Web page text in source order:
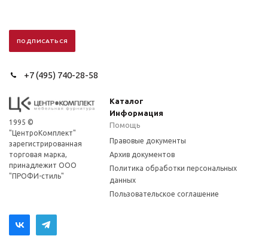
+7 (495) 740-28-58
1995 ©
"ЦентроКомплект"
зарегистрированная
торговая марка,
принадлежит ООО
"ПРОФИ-стиль"
Каталог
Информация
Помощь
Правовые документы
Архив документов
Политика обработки персональных
данных
Пользовательское соглашение